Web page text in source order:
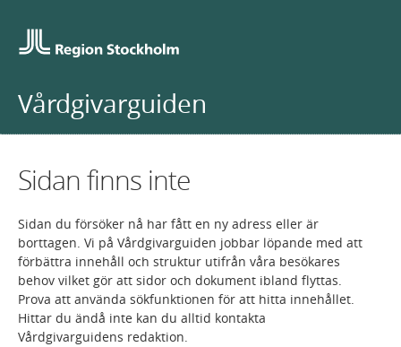
Vårdgivarguiden
Sidan finns inte
Sidan du försöker nå har fått en ny adress eller är
borttagen. Vi på Vårdgivarguiden jobbar löpande med att
förbättra innehåll och struktur utifrån våra besökares
behov vilket gör att sidor och dokument ibland flyttas.
Prova att använda sökfunktionen för att hitta innehållet.
Hittar du ändå inte kan du alltid kontakta
Vårdgivarguidens redaktion.